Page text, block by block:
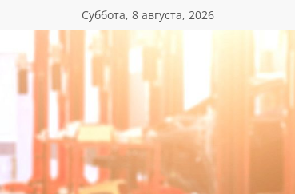
содержимому
Суббота, 8 августа, 2026